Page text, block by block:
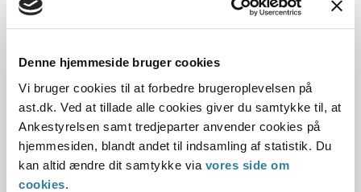
Denne hjemmeside bruger cookies
Vi bruger cookies til at forbedre brugeroplevelsen på
ast.dk. Ved at tillade alle cookies giver du samtykke til, at
Ankestyrelsen samt tredjeparter anvender cookies på
hjemmesiden, blandt andet til indsamling af statistik. Du
kan altid ændre dit samtykke via vores side om
cookies.
11.07.2013
ikke længere har vejledningsværdi.
Paragraf
Journalnummer